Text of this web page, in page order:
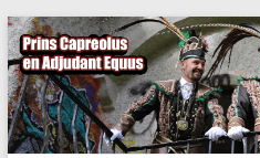
Ga
naar
de
inhoud